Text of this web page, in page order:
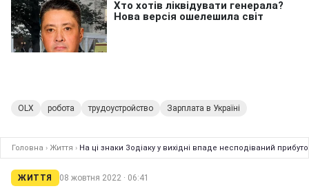
OLX робота трудоустройство Зарплата в Україні
Головна › Життя › На ці знаки Зодіаку у вихідні впаде несподіваний
ЖИТТЯ 08 жовтня 2022 · 06:41